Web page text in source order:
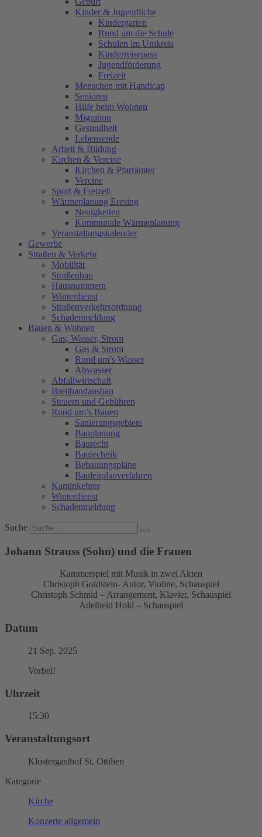
Kinder & Jugendliche
Kindergarten
Rund um die Schule
Schulen im Umkreis
Kinderreisepass
Jugendförderung
Freizeit
Menschen mit Handicap
Senioren
Hilfe beim Wohnen
Migration
Gesundheit
Lebensende
Arbeit & Bildung
Kirchen & Vereine
Kirchen & Pfarrämter
Vereine
Sport & Freizeit
Wärmeplanung Eresing
Neuigkeiten
Kommunale Wärmeplanung
Veranstaltungskalender
Gewerbe
Straßen & Verkehr
Mobilität
Straßenbau
Hausnummern
Winterdienst
Straßenverkehrsordnung
Schadenmeldung
Bauen & Wohnen
Gas, Wasser, Strom
Gas & Strom
Rund um’s Wasser
Abwasser
Abfallwirtschaft
Breitbandausbau
Steuern und Gebühren
Rund um’s Bauen
Sanierungsgebiete
Bauplanung
Baurecht
Bautechnik
Bebauungspläne
Bauleitplanverfahren
Kaminkehrer
Winterdienst
Schadenmeldung
Suche
Johann Strauss (Sohn) und die Frauen
Kammerspiel mit Musik in zwei Akten
Christoph Goldstein- Autor, Violine, Schauspiel
Christoph Schmid – Arrangement, Klavier, Schauspiel
Adelheid Hold – Schauspiel
Datum
21 Sep. 2025
Vorbei!
Uhrzeit
15:30
Veranstaltungsort
Klostergasthof St. Ottilien
Kategorie
Kirche
Konzerte allgemein